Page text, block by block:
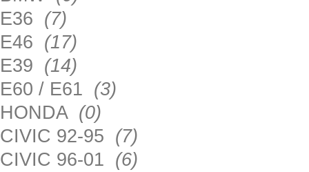
E36 (7)
E46 (17)
E39 (14)
E60 / E61 (3)
HONDA (0)
CIVIC 92-95 (7)
CIVIC 96-01 (6)